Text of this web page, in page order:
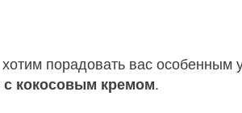
порадовать вас
кокосовым кремом.